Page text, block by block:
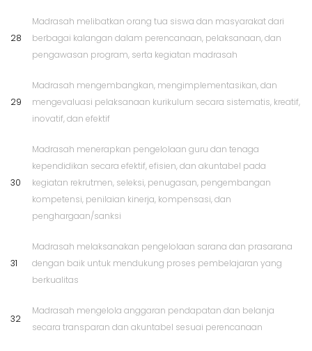
28
Madrasah melibatkan orang tua siswa dan masyarakat dari
berbagai kalangan dalam perencanaan, pelaksanaan, dan
pengawasan program, serta kegiatan madrasah
29
Madrasah mengembangkan, mengimplementasikan, dan
mengevaluasi pelaksanaan kurikulum secara sistematis, kreatif,
inovatif, dan efektif
30
Madrasah menerapkan pengelolaan guru dan tenaga
kependidikan secara efektif, efisien, dan akuntabel pada
kegiatan rekrutmen, seleksi, penugasan, pengembangan
kompetensi, penilaian kinerja, kompensasi, dan
penghargaan/sanksi
31
Madrasah melaksanakan pengelolaan sarana dan prasarana
dengan baik untuk mendukung proses pembelajaran yang
berkualitas
32
Madrasah mengelola anggaran pendapatan dan belanja
secara transparan dan akuntabel sesuai perencanaan